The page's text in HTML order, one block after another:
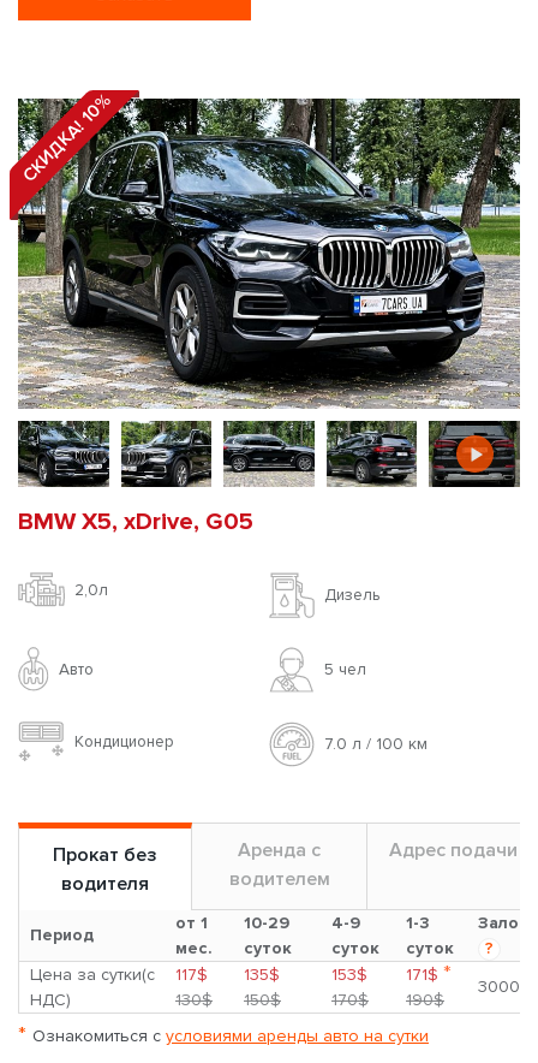
СКИДКА! 10%
BMW X5, xDrive, G05
2,0л Дизель
Авто 5 чел
Кондиционер 7.0 л / 100 км
Прокат без
водителя
Аренда с
водителем
Адрес подачи
Период
от 1
мес.
10-29
суток
4-9
суток
1-3
суток
Залог
?
Цена за сутки(с
НДС)
117$
130$
135$
150$
153$
170$
171$ *
190$
3000$
* Ознакомиться с условиями аренды авто на сутки